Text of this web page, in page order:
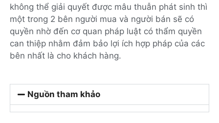
không thể giải quyết được mâu thuẫn phát sinh thì
một trong 2 bên người mua và người bán sẽ có
quyền nhờ đến cơ quan pháp luật có thẩm quyền
can thiệp nhằm đảm bảo lợi ích hợp pháp của các
bên nhất là cho khách hàng.
Nguồn tham khảo